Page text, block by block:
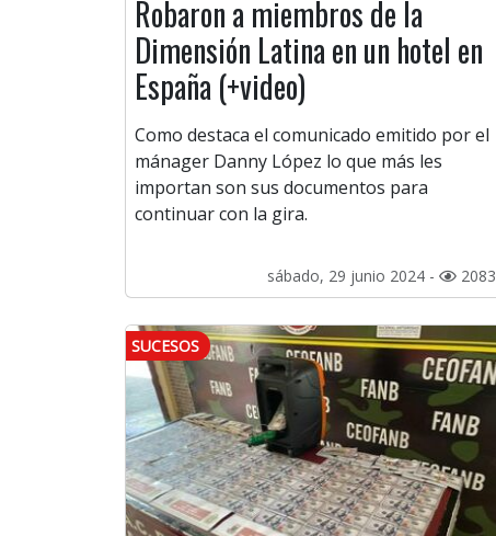
Robaron a miembros de la
Dimensión Latina en un hotel en
España (+video)
Como destaca el comunicado emitido por el
mánager Danny López lo que más les
importan son sus documentos para
continuar con la gira.
sábado, 29 junio 2024 - 2083
SUCESOS